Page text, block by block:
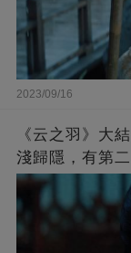
2023/09/16
《云之羽》大
淺歸隱，有第